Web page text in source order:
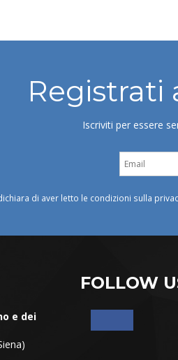
Registrati
Iscriviti per essere
di aver letto le condizioni sulla
e dei
FOLLOW